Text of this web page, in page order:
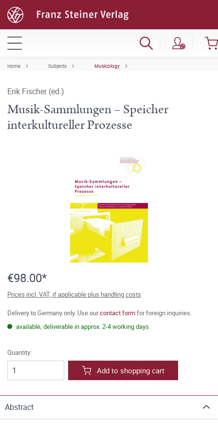
Home Subjects Musicology
Erik Fischer (ed.)
Musik-Sammlungen – Speicher
interkultureller Prozesse
€98.00*
Prices incl. VAT, if applicable plus handling costs
Delivery to Germany only. Use ourcontact formfor foreign inquiries.
available, deliverable in approx. 2-4 working days
Quantity:
Add to shopping cart
Abstract